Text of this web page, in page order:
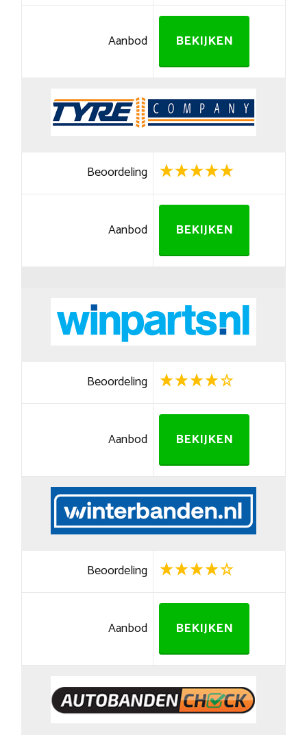
Aanbod BEKIJKEN
Beoordeling
Aanbod BEKIJKEN
Beoordeling
Aanbod BEKIJKEN
Beoordeling
Aanbod BEKIJKEN